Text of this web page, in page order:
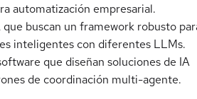
automatización empresarial.
que buscan un framework robusto
inteligentes con diferentes LLMs.
que diseñan soluciones de IA
de coordinación multi-agente.